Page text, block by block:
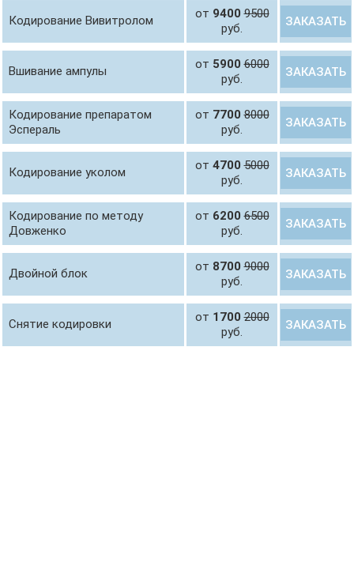
Кодирование Вивитролом от 94009500
руб.
ЗАКАЗАТЬ
Вшивание ампулы от 59006000
руб.
ЗАКАЗАТЬ
Кодирование препаратом
Эспераль
от 77008000
руб.
ЗАКАЗАТЬ
Кодирование уколом от 47005000
руб.
ЗАКАЗАТЬ
Кодирование по методу
Довженко
от 62006500
руб.
ЗАКАЗАТЬ
Двойной блок от 87009000
руб.
ЗАКАЗАТЬ
Снятие кодировки от 17002000
руб.
ЗАКАЗАТЬ